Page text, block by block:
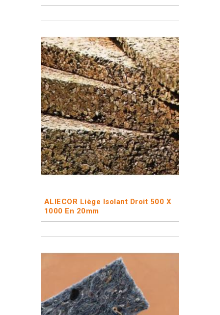
ALIECOR Liège Isolant Droit 500 X
1000 En 20mm